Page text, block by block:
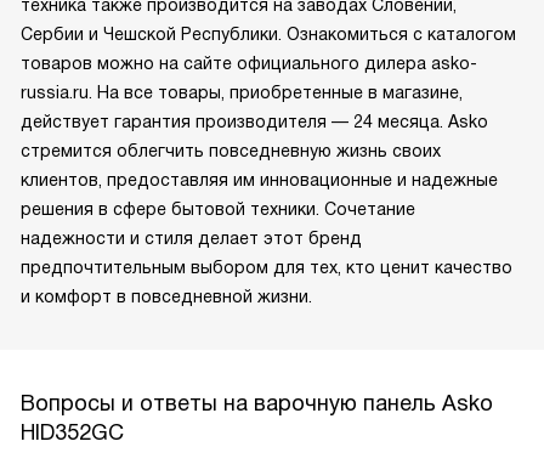
техника также производится на заводах Словении,
Сербии и Чешской Республики. Ознакомиться с каталогом
товаров можно на сайте официального дилера asko-
russia.ru. На все товары, приобретенные в магазине,
действует гарантия производителя — 24 месяца. Asko
стремится облегчить повседневную жизнь своих
клиентов, предоставляя им инновационные и надежные
решения в сфере бытовой техники. Сочетание
надежности и стиля делает этот бренд
предпочтительным выбором для тех, кто ценит качество
и комфорт в повседневной жизни.
Вопросы и ответы на варочную панель Asko
HID352GC